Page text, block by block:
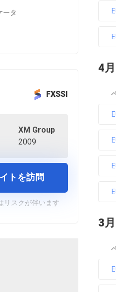
ータ
FXSSI
XM Group
2009
トを訪問
リスクが伴います
4
3